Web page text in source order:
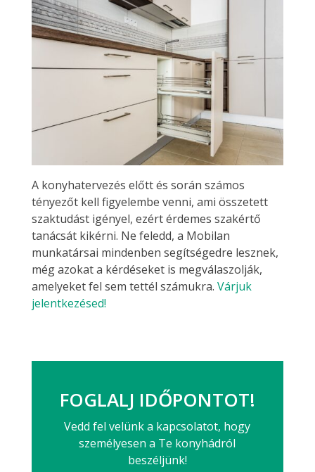
A konyhatervezés előtt és során számos
tényezőt kell figyelembe venni, ami összetett
szaktudást igényel, ezért érdemes szakértő
tanácsát kikérni. Ne feledd, a Mobilan
munkatársai mindenben segítségedre lesznek,
még azokat a kérdéseket is megválaszolják,
amelyeket fel sem tettél számukra. Várjuk
jelentkezésed!
FOGLALJ IDŐPONTOT!
Vedd fel velünk a kapcsolatot, hogy
személyesen a Te konyhádról
beszéljünk!